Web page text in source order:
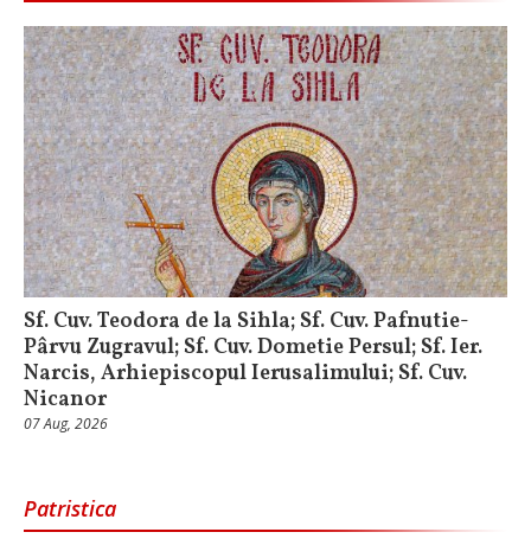
Sf. Cuv. Teodora de la Sihla; Sf. Cuv. Pafnutie-
Pârvu Zugravul; Sf. Cuv. Dometie Persul; Sf. Ier.
Narcis, Arhiepiscopul Ierusalimului; Sf. Cuv.
Nicanor
07 Aug, 2026
Patristica